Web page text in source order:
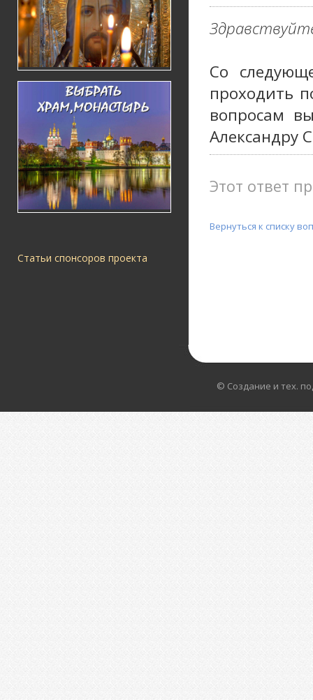
Статьи спонсоров проекта
Со
проходить
вопросам
Александру
Этот ответ
Вернуться к списку
© Создание и тех.